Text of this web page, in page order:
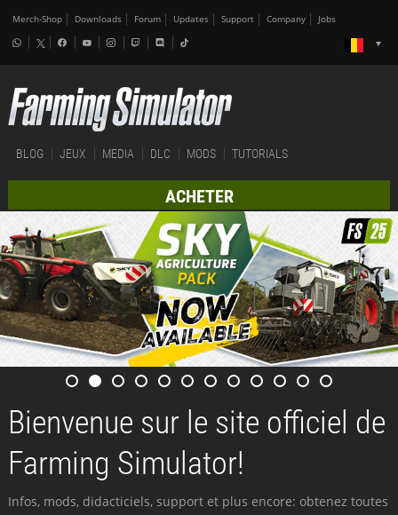
Merch-Shop Downloads Forum Updates Support Company Jobs
BLOG JEUX MEDIA DLC MODS TUTORIALS
ACHETER
Bienvenue sur le site officiel de
Farming Simulator!
Infos, mods, didacticiels, support et plus encore: obtenez toutes